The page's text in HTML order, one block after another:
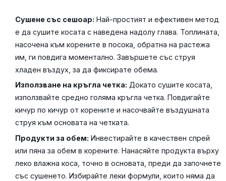
Сушене със сешоар: Най-простият и ефективен метод
е да сушите косата с наведена надолу глава. Топлината,
насочена към корените в посока, обратна на растежа
им, ги повдига моментално. Завършете със струя
хладен въздух, за да фиксирате обема.
Използване на кръгла четка: Докато сушите косата,
използвайте средно голяма кръгла четка. Повдигайте
кичур по кичур от корените и насочвайте въздушната
струя към основата на четката.
Продукти за обем: Инвестирайте в качествен спрей
или пяна за обем в корените. Нанасяйте продукта върху
леко влажна коса, точно в основата, преди да започнете
със сушенето. Избирайте леки формули, които няма да